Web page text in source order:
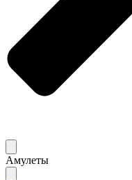
Амулеты